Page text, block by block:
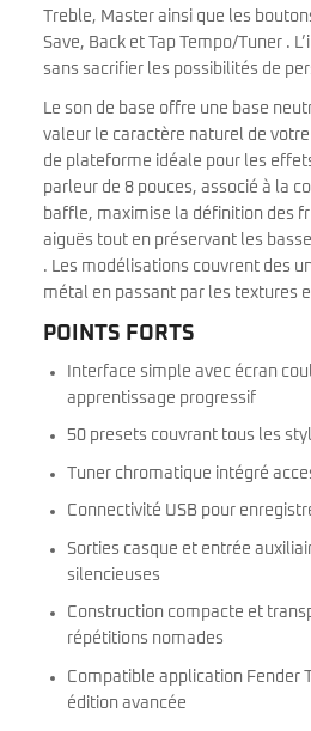
Treble, Master ainsi que les
Save, Back et Tap Tempo/Tuner .
sans sacrifier les possibilités de
Le son de base offre une base
valeur le caractère naturel de
de plateforme idéale pour les
parleur de 8 pouces, associé à la
baffle, maximise la définition des
aiguës tout en préservant les
. Les modélisations couvrent des
métal en passant par les textures
POINTS FORTS
Interface simple avec écran
apprentissage progressif
50 presets couvrant tous les
Tuner chromatique intégré
Connectivité USB pour
Sorties casque et entrée
silencieuses
Construction compacte et
répétitions nomades
Compatible application Fender
édition avancée